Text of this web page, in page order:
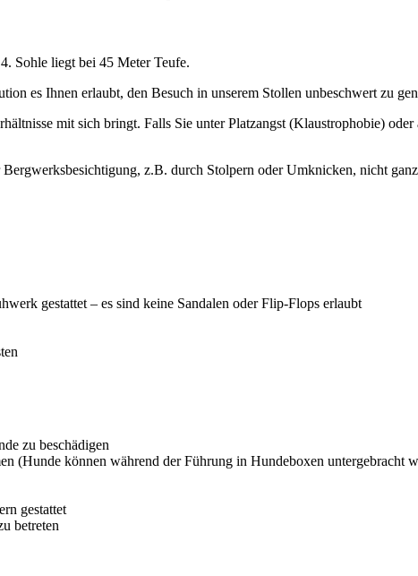
Sohle liegt bei 45 Meter Teufe.
es Ihnen erlaubt, den Besuch in unserem Stollen unbeschwert zu
mit sich bringt. Falls Sie unter Platzangst (Klaustrophobie)
z.B. durch Stolpern oder Umknicken, nicht
gestattet – es sind keine Sandalen oder Flip-Flops erlaubt
zu beschädigen
(Hunde können während der Führung in Hundeboxen untergebracht
gestattet
betreten